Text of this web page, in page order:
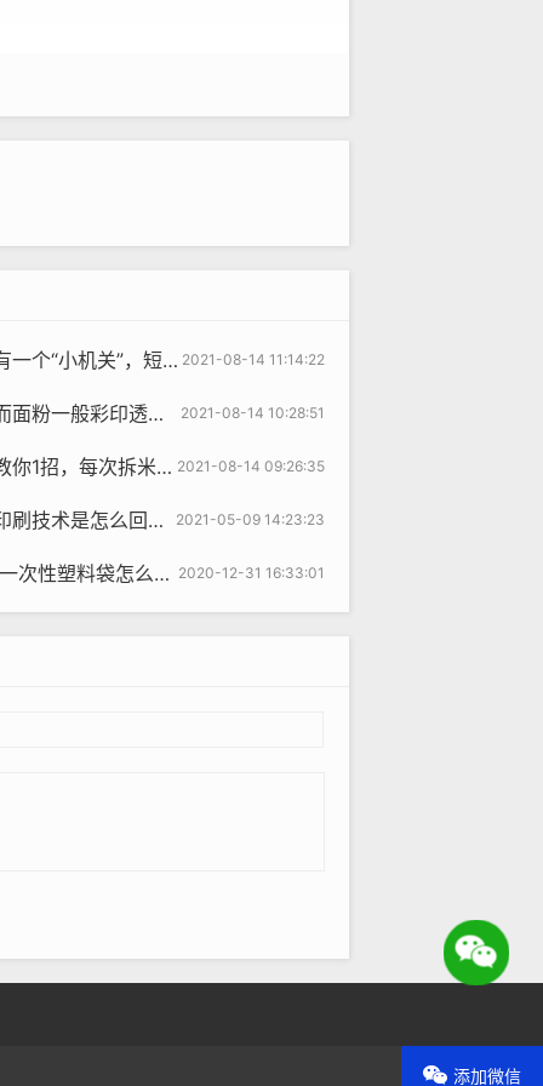
2021-08-14 11:14:22
关”，短短3秒拆开袋子
2021-08-14 10:28:51
无纺布包装或编织布包装？
2021-08-14 09:26:35
次拆米袋轻松一拉就开
2021-05-09 14:23:23
术是怎么回事？
2020-12-31 16:33:01
？莫慌，这些袋子已准备好
添加微信